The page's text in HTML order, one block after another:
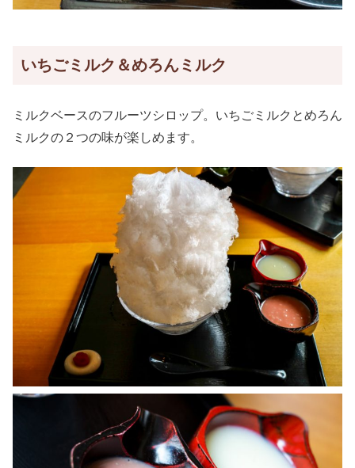
いちごミルク＆めろんミルク
ミルクベースのフルーツシロップ。いちごミルクとめろん
ミルクの２つの味が楽しめます。